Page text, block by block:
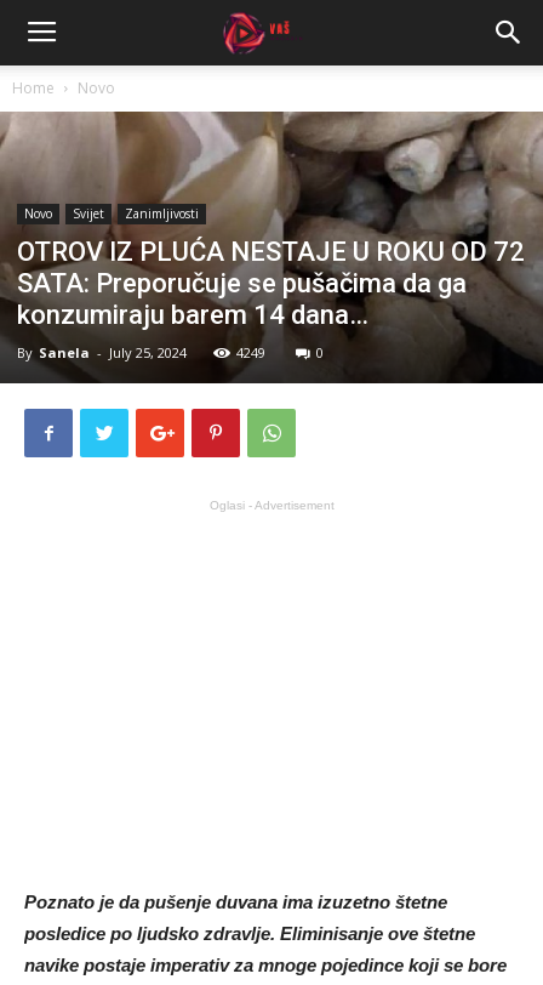
Home Novo
Novo Svijet Zanimljivosti
OTROV IZ PLUĆA NESTAJE U ROKU OD 72
SATA: Preporučuje se pušačima da ga
konzumiraju barem 14 dana…
By Sanela - July 25, 2024 4249 0
Oglasi - Advertisement
Poznato je da pušenje duvana ima izuzetno štetne
posledice po ljudsko zdravlje. Eliminisanje ove štetne
navike postaje imperativ za mnoge pojedince koji se bore